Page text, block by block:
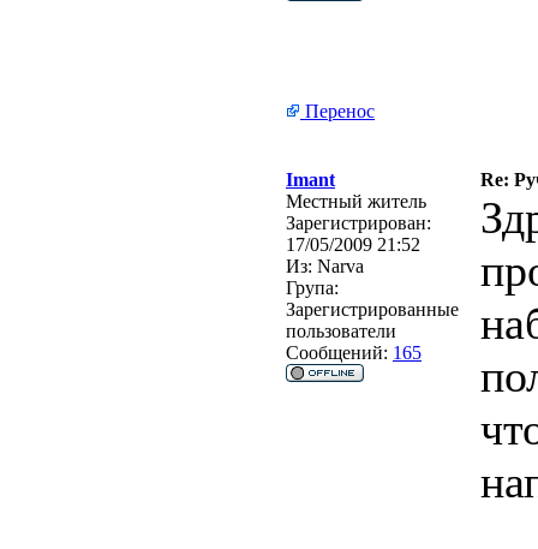
Перенос
Imant
Re:
Местный житель
Зарегистрирован:
17/05/2009 21:52
Из: Narva
Група:
Зарегистрированные
пользователи
Сообщений: 165